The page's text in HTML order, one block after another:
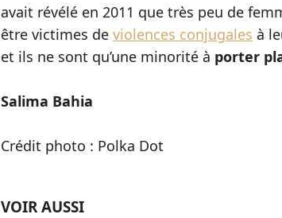
avait révélé en 2011 que très peu de
être victimes de violences conjugales à
et ils ne sont qu’une minorité à porter
Salima Bahia
Crédit photo : Polka Dot
VOIR AUSSI